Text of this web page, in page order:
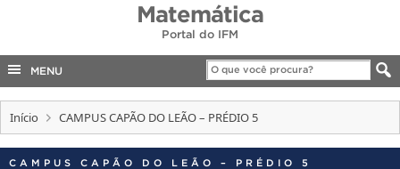
Matemática
Portal do IFM
MENU
Início CAMPUS CAPÃO DO LEÃO – PRÉDIO 5
CAMPUS CAPÃO DO LEÃO – PRÉDIO 5